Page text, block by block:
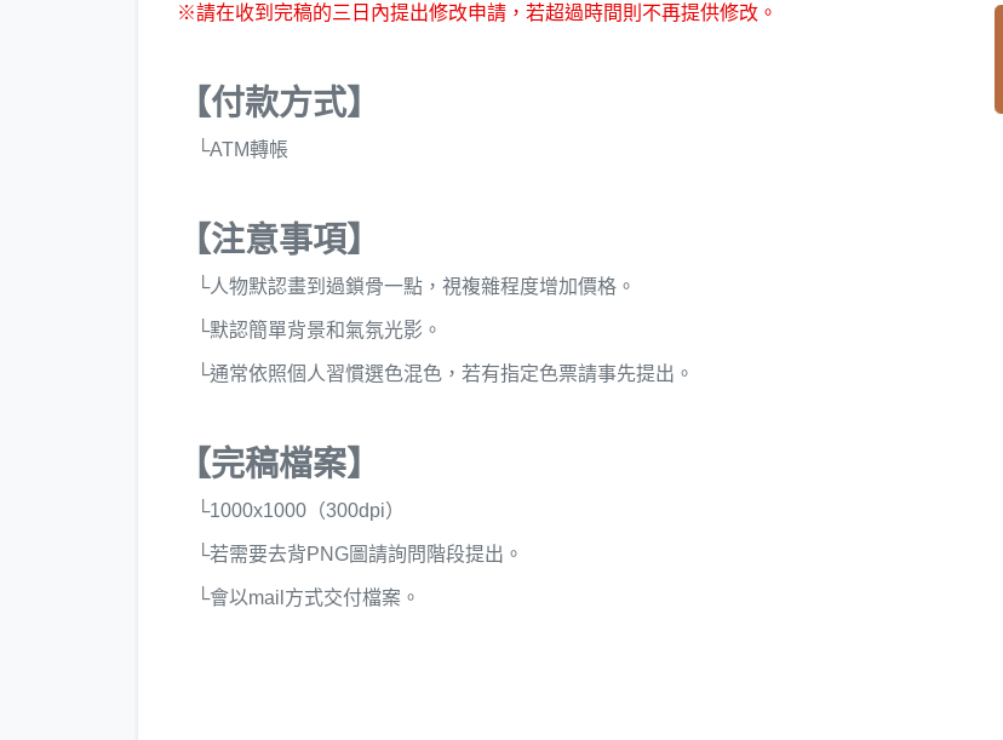
※請在收到完稿的三日內提出修改申請，若超過時間則不再提供修改。
【付款方式】
└ATM轉帳
【注意事項】
└人物默認畫到過鎖骨一點，視複雜程度增加價格。
└默認簡單背景和氣氛光影。
└通常依照個人習慣選色混色，若有指定色票請事先提出。
【完稿檔案】
└1000x1000（300dpi）
└若需要去背PNG圖請詢問階段提出。
└會以mail方式交付檔案。